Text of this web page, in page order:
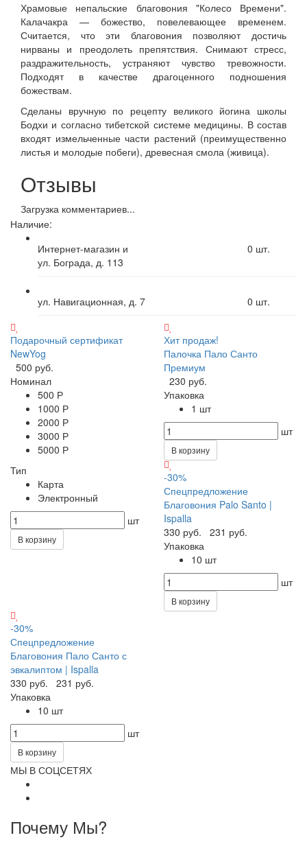
Храмовые непальские благовония "Колесо Времени".
Калачакра — божество, повелевающее временем.
Считается, что эти благовония позволяют достичь
нирваны и преодолеть препятствия. Снимают стресс,
раздражительность, устраняют чувство тревожности.
Подходят в качестве драгоценного подношения
божествам.
Сделаны вручную по рецепту великого йогина школы
Бодхи и согласно тибетской системе медицины. В состав
входят измельченные части растений (преимущественно
листья и молодые побеги), древесная смола (живица).
Отзывы
Загрузка комментариев...
Наличие:
Интернет-магазин и
ул. Бограда, д. 113
0 шт.
ул. Навигационная, д. 7 0 шт.
Подарочный сертификат
NewYog
500 руб.
Номинал
500 Р
1000 Р
2000 Р
3000 Р
5000 Р
Тип
Карта
Электронный
шт
В корзину
Хит продаж!
Палочка Пало Санто
Премиум
230 руб.
Упаковка
1 шт
шт
В корзину
-30%
Спецпредложение
Благовония Palo Santo |
Ispalla
330 руб.
231 руб.
Упаковка
10 шт
шт
В корзину
-30%
Спецпредложение
Благовония Пало Санто с
эвкалиптом | Ispalla
330 руб.
231 руб.
Упаковка
10 шт
шт
В корзину
МЫ В СОЦСЕТЯХ
Почему Мы?